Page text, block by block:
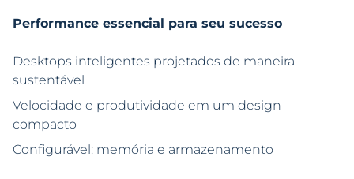
Performance essencial para seu sucesso
Desktops inteligentes projetados de maneira
sustentável
Velocidade e produtividade em um design
compacto
Configurável: memória e armazenamento